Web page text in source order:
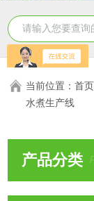
当前位置：首页
水煮生产线
产品分类